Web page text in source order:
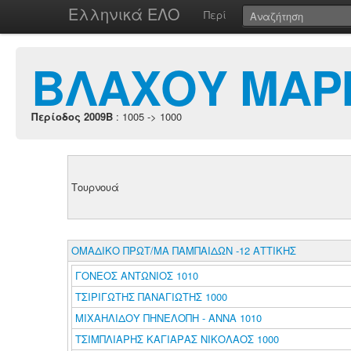
Ελληνικά ΕΛΟ Περί
ΒΛΑΧΟΥ
Περίοδος 2009B : 1005 -> 1000
Τουρνουά
ΟΜΑΔΙΚΟ ΠΡΩΤ/ΜΑ ΠΑΜΠΑΙΔΩΝ -12 ΑΤΤΙΚΗΣ
ΓΟΝΕΟΣ ΑΝΤΩΝΙΟΣ 1010
ΤΣΙΡΙΓΩΤΗΣ ΠΑΝΑΓΙΩΤΗΣ 1000
ΜΙΧΑΗΛΙΔΟΥ ΠΗΝΕΛΟΠΗ - ΑΝΝΑ 1010
ΤΣΙΜΠΛΙΑΡΗΣ ΚΑΓΙΑΡΑΣ ΝΙΚΟΛΑΟΣ 1000